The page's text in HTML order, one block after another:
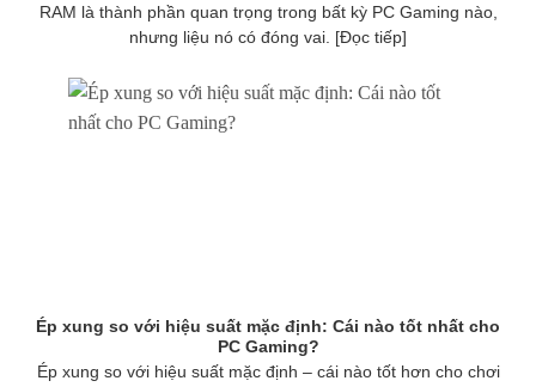
RAM là thành phần quan trọng trong bất kỳ PC Gaming nào,
nhưng liệu nó có đóng vai. [Đọc tiếp]
Ép xung so với hiệu suất mặc định: Cái nào tốt nhất cho
PC Gaming?
Ép xung so với hiệu suất mặc định – cái nào tốt hơn cho chơi